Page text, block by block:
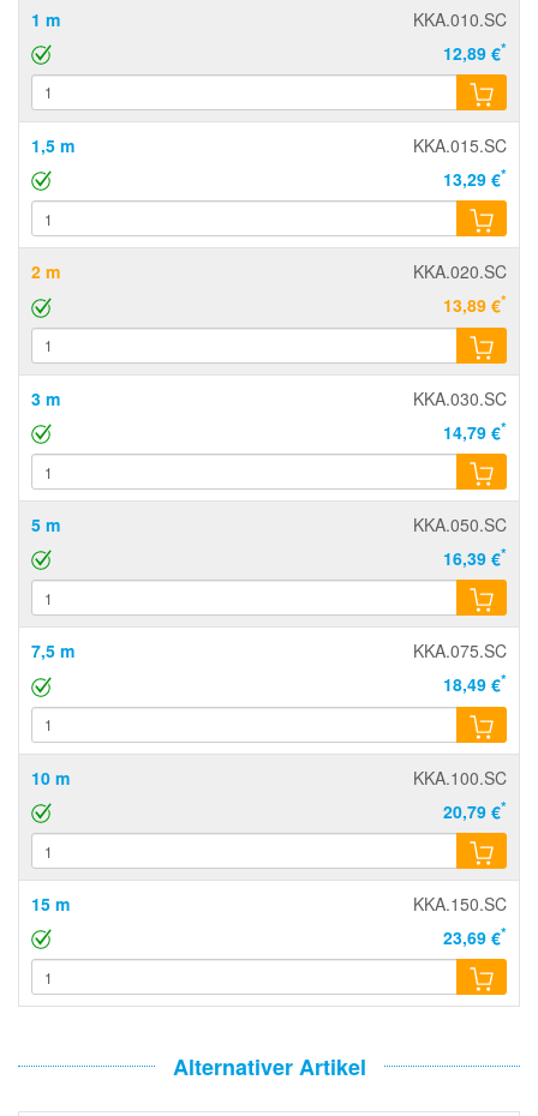
1 m
KKA.010.SC
12,89 €*
1,5 m
KKA.015.SC
13,29 €*
2 m
KKA.020.SC
13,89 €*
3 m
KKA.030.SC
14,79 €*
5 m
KKA.050.SC
16,39 €*
7,5 m
KKA.075.SC
18,49 €*
10 m
KKA.100.SC
20,79 €*
15 m
KKA.150.SC
23,69 €*
Alternativer Artikel